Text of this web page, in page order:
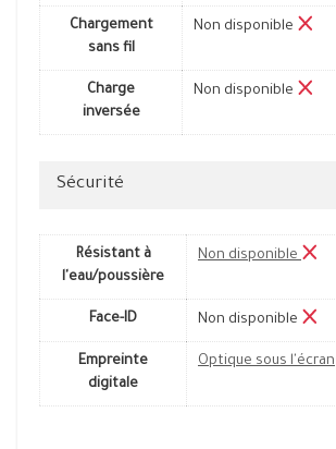
Chargement
sans fil
Non disponible
Charge
inversée
Non disponible
Sécurité
Résistant à
l'eau/poussière
Non disponible
Face-ID Non disponible
Empreinte
digitale
Optique sous l'écran